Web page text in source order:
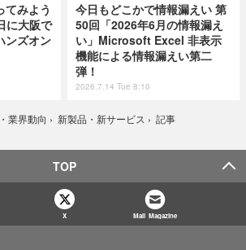
みよう
に大阪で
ンズオン
今日もどこかで情報漏えい 第
50回「2026年6月の情報漏え
い」Microsoft Excel 非表示
機能による情報漏えい第二
弾！
2026.7.14 Tue 8:10
業界動向 › 新製品・新サービス › 記事
TOP
X Mail Magazine